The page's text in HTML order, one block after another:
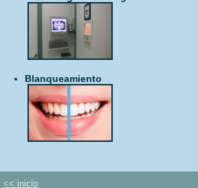
Blanqueamiento
<< inicio